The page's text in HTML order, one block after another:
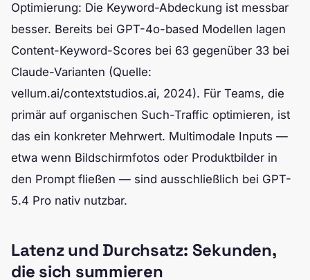
Optimierung: Die Keyword-Abdeckung ist messbar
besser. Bereits bei GPT-4o-based Modellen lagen
Content-Keyword-Scores bei 63 gegenüber 33 bei
Claude-Varianten (Quelle:
vellum.ai/contextstudios.ai, 2024). Für Teams, die
primär auf organischen Such-Traffic optimieren, ist
das ein konkreter Mehrwert. Multimodale Inputs —
etwa wenn Bildschirmfotos oder Produktbilder in
den Prompt fließen — sind ausschließlich bei GPT-
5.4 Pro nativ nutzbar.
Latenz und Durchsatz: Sekunden,
die sich summieren